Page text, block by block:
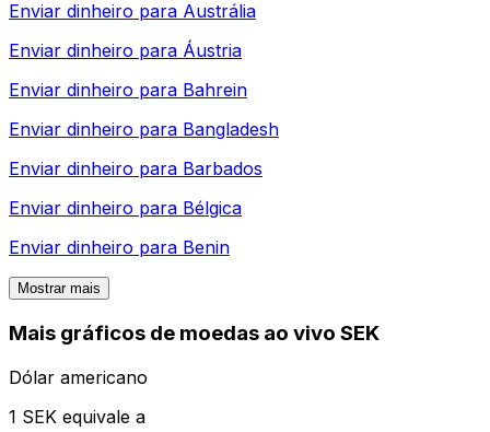
Enviar dinheiro para Austrália
Enviar dinheiro para Áustria
Enviar dinheiro para Bahrein
Enviar dinheiro para Bangladesh
Enviar dinheiro para Barbados
Enviar dinheiro para Bélgica
Enviar dinheiro para Benin
Mostrar mais
Mais gráficos de moedas ao vivo SEK
Dólar americano
1 SEK equivale a